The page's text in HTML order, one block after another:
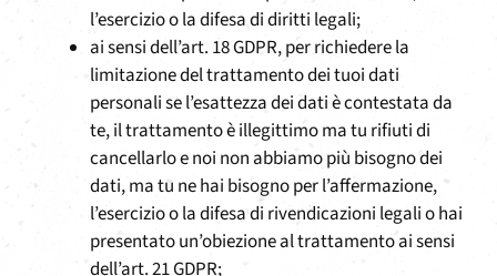
l’esercizio o la difesa di diritti legali;
ai sensi dell’art. 18 GDPR, per richiedere la
limitazione del trattamento dei tuoi dati
personali se l’esattezza dei dati è contestata da
te, il trattamento è illegittimo ma tu rifiuti di
cancellarlo e noi non abbiamo più bisogno dei
dati, ma tu ne hai bisogno per l’affermazione,
l’esercizio o la difesa di rivendicazioni legali o hai
presentato un’obiezione al trattamento ai sensi
dell’art. 21 GDPR;